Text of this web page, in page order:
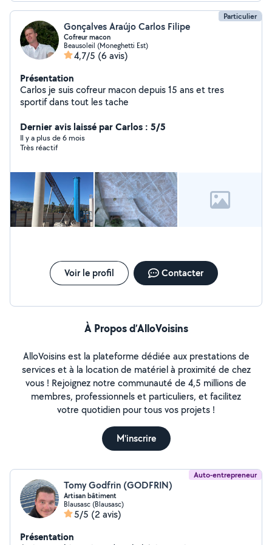
Particulier
Gonçalves Araújo Carlos Filipe
Cofreur macon
Beausoleil (Moneghetti Est)
4,7/5 (6 avis)
Présentation
Carlos je suis cofreur macon depuis 15 ans et tres
sportif dans tout les tache
Dernier avis laissé par Carlos : 5/5
Il y a plus de 6 mois
Très réactif
Voir le profil Contacter
À Propos d’AlloVoisins
AlloVoisins est la plateforme dédiée aux prestations de
services et à la location de matériel à proximité de chez
vous ! Rejoignez notre communauté de 4,5 millions de
membres, professionnels et particuliers, et facilitez
votre quotidien pour tous vos projets !
M'inscrire
Auto-entrepreneur
Tomy Godfrin (GODFRIN)
Artisan bâtiment
Blausasc (Blausasc)
5/5 (2 avis)
Présentation